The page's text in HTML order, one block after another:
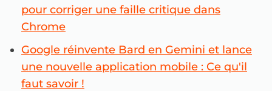
pour corriger une faille critique dans
Chrome
Google réinvente Bard en Gemini et lance
une nouvelle application mobile : Ce qu'il
faut savoir !